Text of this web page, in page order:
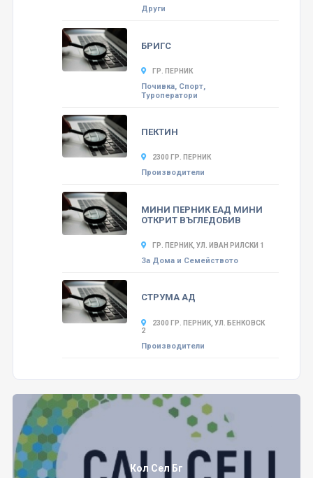
Други
БРИГС
ГР. ПЕРНИК
Почивка, Спорт,
Туроператори
ПЕКТИН
2300 ГР. ПЕРНИК
Производители
МИНИ ПЕРНИК ЕАД МИНИ
ОТКРИТ ВЪГЛЕДОБИВ
ГР. ПЕРНИК, УЛ. ИВАН РИЛСКИ 1
За Дома и Семейството
СТРУМА АД
2300 ГР. ПЕРНИК, УЛ. БЕНКОВСК
2
Производители
Кол Сел Бг